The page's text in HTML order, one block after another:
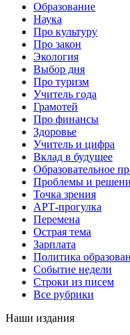
Образование
Наука
Про культуру
Про закон
Экология
Выбор дня
Про туризм
Учитель года
Грамотей
Про финансы
Здоровье
Учитель и цифра
Вклад в будущее
Образовательное
Проблемы и
Точка зрения
АРТ-прогулка
Перемена
Острая тема
Зарплата
Политика
Событие недели
Строки из писем
Все рубрики
Наши издания